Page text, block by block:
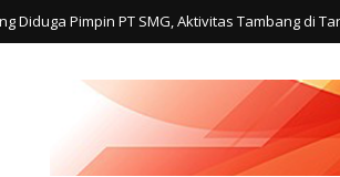
Diduga Pimpin PT SMG, Aktivitas Tambang di